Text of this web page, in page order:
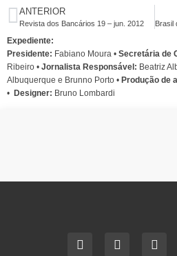
ANTERIOR
Revista dos Bancários 19 – jun. 2012
Expediente:
Presidente: Fabiano Moura • Secretária de
Ribeiro • Jornalista Responsável: Beatriz
Albuquerque e Brunno Porto • Produção de
• Designer: Bruno Lombardi